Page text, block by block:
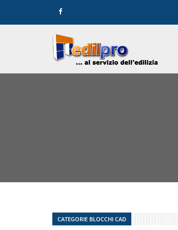
CATEGORIE BLOCCHI CAD